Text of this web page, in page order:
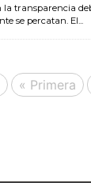
transparencia
se percatan. El...
« Primera